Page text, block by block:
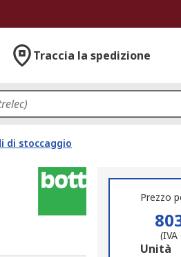
Traccia la spedizione
di stoccaggio
Prezzo
(IVA
Add
Unità